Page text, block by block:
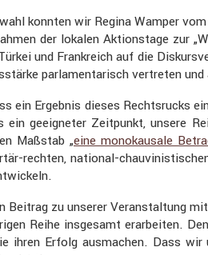
konnten wir Regina Wamper
der lokalen Aktions­tage zur
und Frank­reich auf die
parla­men­ta­risch vertreten
ein Ergebnis dieses Rechts­rucks
geeig­neter Zeitpunkt, unsere
Maßstab „eine monokau­sale
rechten, national-
Beitrag zu unserer Veran­stal­tung
Reihe insge­samt erarbeiten.
ihren Erfolg ausma­chen. Dass